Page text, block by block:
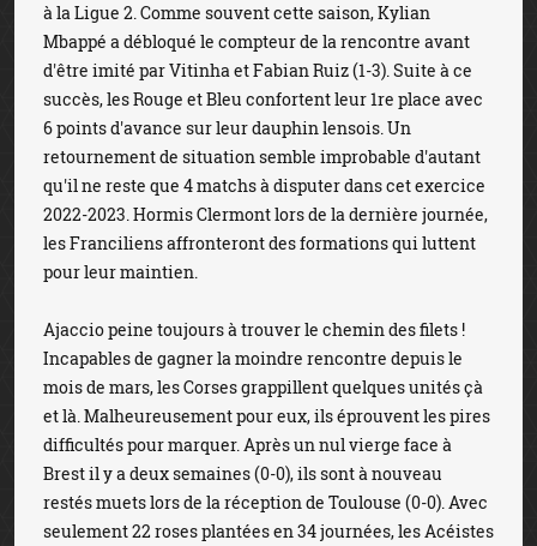
à la Ligue 2. Comme souvent cette saison, Kylian
Mbappé a débloqué le compteur de la rencontre avant
d'être imité par Vitinha et Fabian Ruiz (1-3). Suite à ce
succès, les Rouge et Bleu confortent leur 1re place avec
6 points d'avance sur leur dauphin lensois. Un
retournement de situation semble improbable d'autant
qu'il ne reste que 4 matchs à disputer dans cet exercice
2022-2023. Hormis Clermont lors de la dernière journée,
les Franciliens affronteront des formations qui luttent
pour leur maintien.
Ajaccio peine toujours à trouver le chemin des filets !
Incapables de gagner la moindre rencontre depuis le
mois de mars, les Corses grappillent quelques unités çà
et là. Malheureusement pour eux, ils éprouvent les pires
difficultés pour marquer. Après un nul vierge face à
Brest il y a deux semaines (0-0), ils sont à nouveau
restés muets lors de la réception de Toulouse (0-0). Avec
seulement 22 roses plantées en 34 journées, les Acéistes